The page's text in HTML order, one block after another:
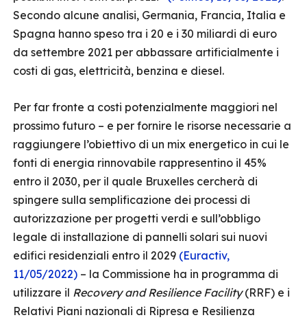
Secondo alcune analisi, Germania, Francia, Italia e
Spagna hanno speso tra i 20 e i 30 miliardi di euro
da settembre 2021 per abbassare artificialmente i
costi di gas, elettricità, benzina e diesel.
Per far fronte a costi potenzialmente maggiori nel
prossimo futuro – e per fornire le risorse necessarie a
raggiungere l’obiettivo di un mix energetico in cui le
fonti di energia rinnovabile rappresentino il 45%
entro il 2030, per il quale Bruxelles cercherà di
spingere sulla semplificazione dei processi di
autorizzazione per progetti verdi e sull’obbligo
legale di installazione di pannelli solari sui nuovi
edifici residenziali entro il 2029 (Euractiv,
11/05/2022) – la Commissione ha in programma di
utilizzare il Recovery and Resilience Facility(RRF) e i
Relativi Piani nazionali di Ripresa e Resilienza